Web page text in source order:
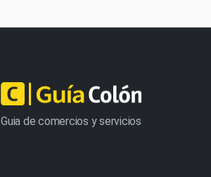
Guia de comercios y servicios